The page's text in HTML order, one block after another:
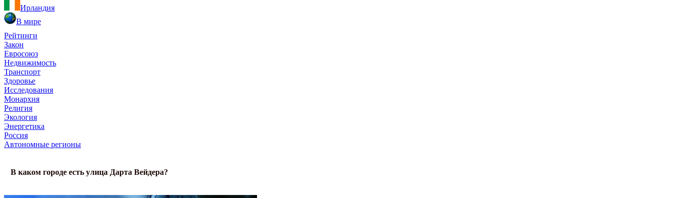
Ирландия
В мире
Рейтинги
Закон
Евросоюз
Недвижимость
Транспорт
Здоровье
Исследования
Монархия
Религия
Экология
Энергетика
Россия
Автономные регионы
В каком городе есть улица Дарта Вейдера?